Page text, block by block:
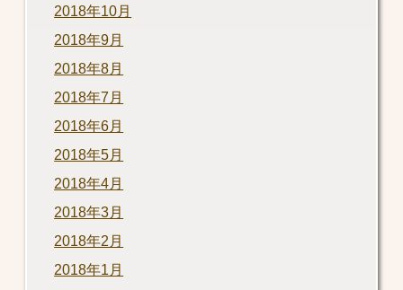
2018年10月
2018年9月
2018年8月
2018年7月
2018年6月
2018年5月
2018年4月
2018年3月
2018年2月
2018年1月